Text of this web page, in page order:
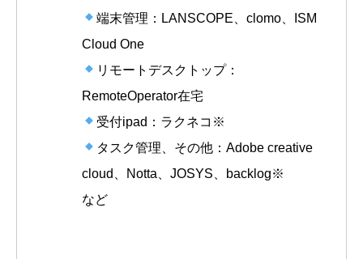
端末管理：LANSCOPE、clomo、ISM
Cloud One
リモートデスクトップ：
RemoteOperator在宅
受付ipad：ラクネコ※
タスク管理、その他：Adobe creative
cloud、Notta、JOSYS、backlog※
など